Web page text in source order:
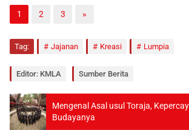
1 2 3 »
Tag: Jajanan Kreasi Lumpia
Editor: KMLA Sumber Berita
Mengenal Asal usul Toraja,
Budayanya